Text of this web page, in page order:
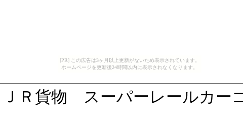
[PR] この広告は3ヶ月以上更新がないため表示されています。
ホームページを更新後24時間以内に表示されなくなります。
ＪＲ貨物 スーパーレールカー